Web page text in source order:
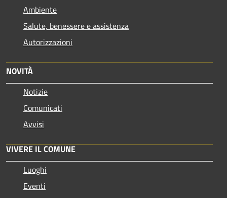
Ambiente
Salute, benessere e assistenza
Autorizzazioni
NOVITÀ
Notizie
Comunicati
Avvisi
VIVERE IL COMUNE
Luoghi
Eventi